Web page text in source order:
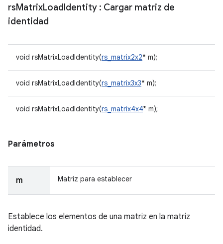
rsMatrixLoad Identity : Cargar matriz de
identidad
void rsMatrixLoadIdentity(rs_matrix2x2* m);
void rsMatrixLoadIdentity(rs_matrix3x3* m);
void rsMatrixLoadIdentity(rs_matrix4x4* m);
Parámetros
m Matriz para establecer
Establece los elementos de una matriz en la matriz
identidad.